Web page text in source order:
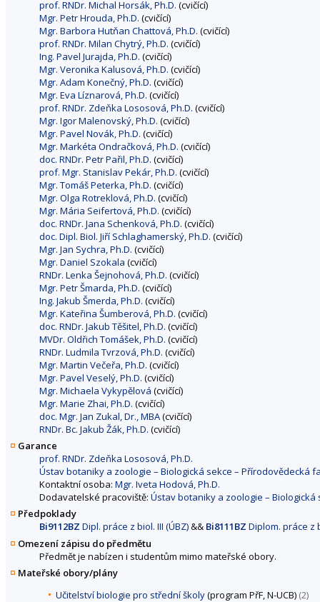
prof. RNDr. Michal Horsák, Ph.D. (cvičící)
Mgr. Petr Hrouda, Ph.D. (cvičící)
Mgr. Barbora Hutňan Chattová, Ph.D. (cvičící)
prof. RNDr. Milan Chytrý, Ph.D. (cvičící)
Ing. Pavel Jurajda, Ph.D. (cvičící)
Mgr. Veronika Kalusová, Ph.D. (cvičící)
Mgr. Adam Konečný, Ph.D. (cvičící)
Mgr. Eva Líznarová, Ph.D. (cvičící)
prof. RNDr. Zdeňka Lososová, Ph.D. (cvičící)
Mgr. Igor Malenovský, Ph.D. (cvičící)
Mgr. Pavel Novák, Ph.D. (cvičící)
Mgr. Markéta Ondračková, Ph.D. (cvičící)
doc. RNDr. Petr Pařil, Ph.D. (cvičící)
prof. Mgr. Stanislav Pekár, Ph.D. (cvičící)
Mgr. Tomáš Peterka, Ph.D. (cvičící)
Mgr. Olga Rotreklová, Ph.D. (cvičící)
Mgr. Mária Seifertová, Ph.D. (cvičící)
doc. RNDr. Jana Schenková, Ph.D. (cvičící)
doc. Dipl. Biol. Jiří Schlaghamerský, Ph.D. (cvičící)
Mgr. Jan Sychra, Ph.D. (cvičící)
Mgr. Daniel Szokala (cvičící)
RNDr. Lenka Šejnohová, Ph.D. (cvičící)
Mgr. Petr Šmarda, Ph.D. (cvičící)
Ing. Jakub Šmerda, Ph.D. (cvičící)
Mgr. Kateřina Šumberová, Ph.D. (cvičící)
doc. RNDr. Jakub Těšitel, Ph.D. (cvičící)
MVDr. Oldřich Tomášek, Ph.D. (cvičící)
RNDr. Ludmila Tvrzová, Ph.D. (cvičící)
Mgr. Martin Večeřa, Ph.D. (cvičící)
Mgr. Pavel Veselý, Ph.D. (cvičící)
Mgr. Michaela Vykypělová (cvičící)
Mgr. Marie Zhai, Ph.D. (cvičící)
doc. Mgr. Jan Zukal, Dr., MBA(cvičící)
RNDr. Bc. Jakub Žák, Ph.D. (cvičící)
Garance
prof. RNDr. Zdeňka Lososová, Ph.D.
Ústav botaniky a zoologie – Biologická sekce – Přírodovědecká
Kontaktní osoba: Mgr. Iveta Hodová, Ph.D.
Dodavatelské pracoviště: Ústav botaniky a zoologie –
Předpoklady
Bi9112BZ Dipl. práce z biol. III (ÚBZ)&& Bi8111BZ Diplom. práce z
Omezení zápisu do předmětu
Předmět je nabízen i studentům mimo mateřské obory.
Mateřské obory/plány
Učitelství biologie pro střední školy(program PřF, N-UCB) (2)